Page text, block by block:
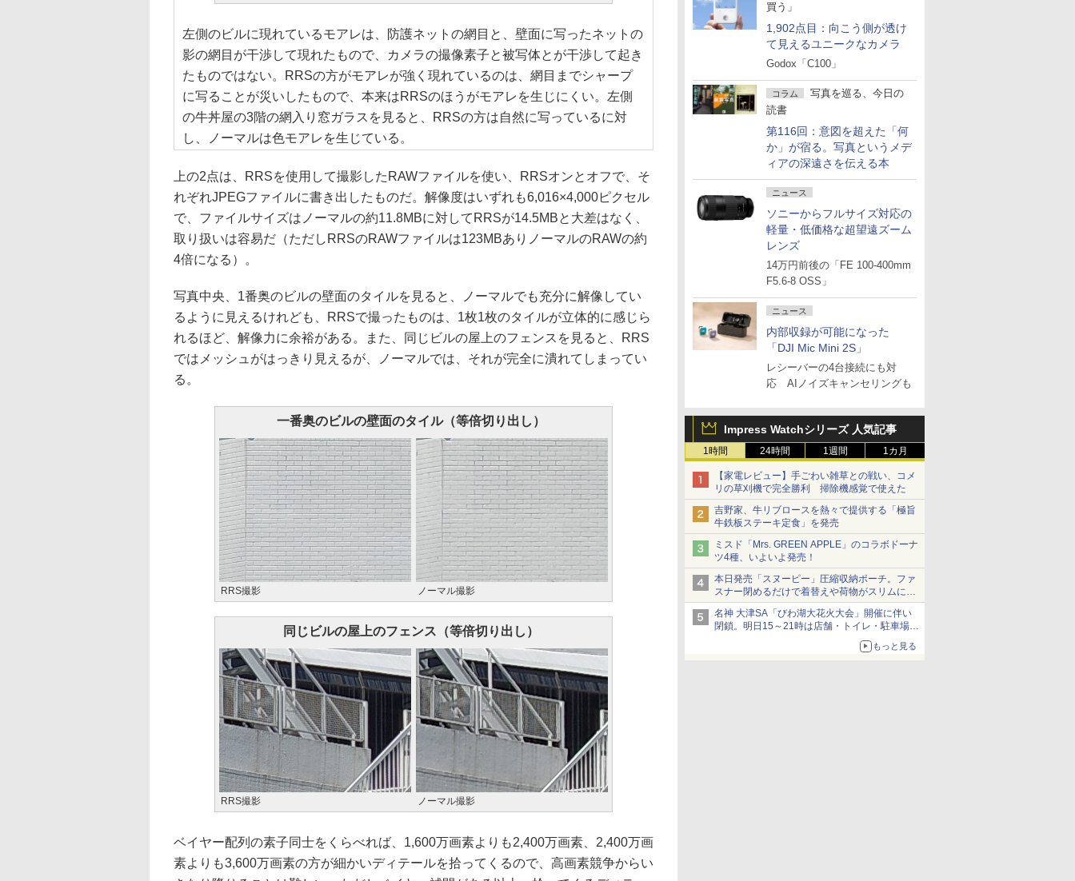
買う」
1,902点目：向こう側が透け
て見えるユニークなカメラ
Godox「C100」
コラム
写真を巡る、今日の
読書
第116回：意図を超えた「何
か」が宿る。写真というメデ
ィアの深遠さを伝える本
ニュース
ソニーからフルサイズ対応の
軽量・低価格な超望遠ズーム
レンズ
14万円前後の「FE 100-400mm
F5.6-8 OSS」
ニュース
内部収録が可能になった
「DJI Mic Mini 2S」
レシーバーの4台接続にも対
応 AIノイズキャンセリングも
Impress Watchシリーズ 人気記事
1時間 24時間 1週間 1カ月
【家電レビュー】手ごわい雑草との戦い、コメ
リの草刈機で完全勝利 掃除機感覚で使えた
吉野家、牛リブロースを熱々で提供する「極旨
牛鉄板ステーキ定食」を発売
ミスド「Mrs. GREEN APPLE」のコラボドーナ
ツ4種、いよいよ発売！
本日発売「スヌーピー」圧縮収納ポーチ。ファ
スナー閉めるだけで着替えや荷物がスリムにま
とまる
名神 大津SA「びわ湖大花火大会」開催に伴い
閉鎖。明日15～21時は店舗・トイレ・駐車場の
もっと見る
左側のビルに現れているモアレは、防護ネットの網目と、壁面に写ったネットの
影の網目が干渉して現れたもので、カメラの撮像素子と被写体とが干渉して起き
たものではない。RRSの方がモアレが強く現れているのは、網目までシャープ
に写ることが災いしたもので、本来はRRSのほうがモアレを生じにくい。左側
の牛丼屋の3階の網入り窓ガラスを見ると、RRSの方は自然に写っているに対
し、ノーマルは色モアレを生じている。
上の2点は、RRSを使用して撮影したRAWファイルを使い、RRSオンとオフで、そ
れぞれJPEGファイルに書き出したものだ。解像度はいずれも6,016×4,000ピクセル
で、ファイルサイズはノーマルの約11.8MBに対してRRSが14.5MBと大差はなく、
取り扱いは容易だ（ただしRRSのRAWファイルは123MBありノーマルのRAWの約
4倍になる）。
写真中央、1番奥のビルの壁面のタイルを見ると、ノーマルでも充分に解像してい
るように見えるけれども、RRSで撮ったものは、1枚1枚のタイルが立体的に感じら
れるほど、解像力に余裕がある。また、同じビルの屋上のフェンスを見ると、RRS
ではメッシュがはっきり見えるが、ノーマルでは、それが完全に潰れてしまってい
る。
一番奥のビルの壁面のタイル（等倍切り出し）
RRS撮影 ノーマル撮影
同じビルの屋上のフェンス（等倍切り出し）
RRS撮影 ノーマル撮影
ベイヤー配列の素子同士をくらべれば、1,600万画素よりも2,400万画素、2,400万画
素よりも3,600万画素の方が細かいディテールを拾ってくるので、高画素競争からい